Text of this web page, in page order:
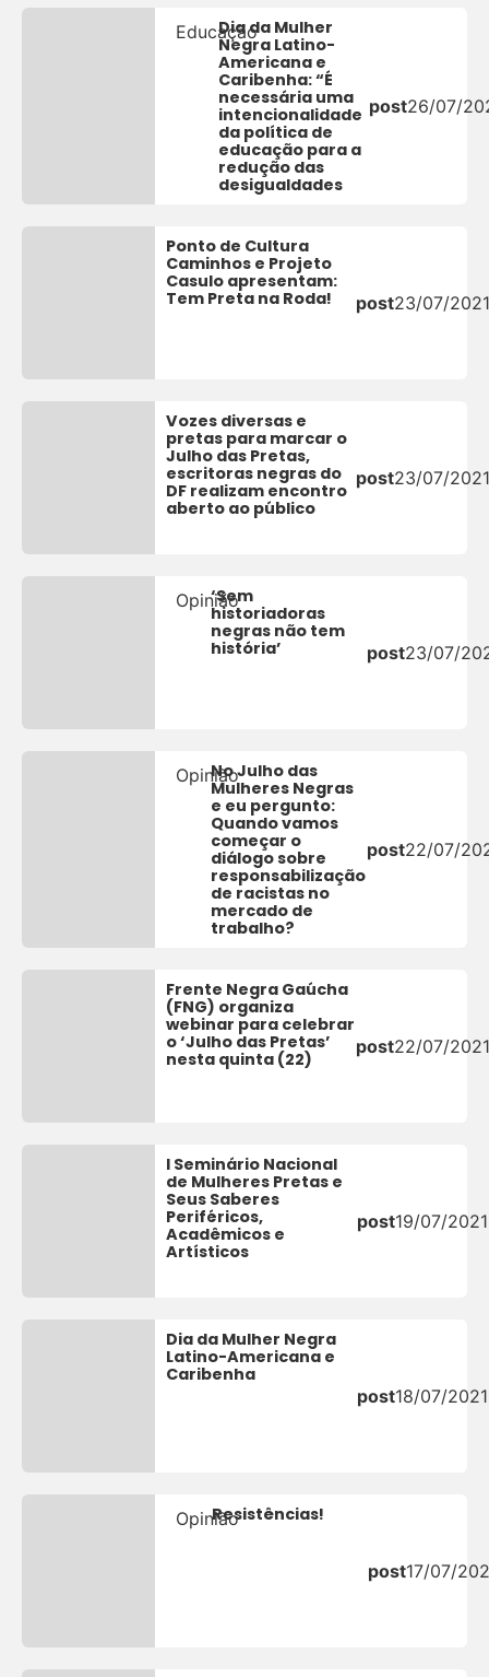
EducaçãoDia da Mulher
Negra Latino-
Americana e
Caribenha: “É
necessária uma
intencionalidade
da política de
educação para a
redução das
desigualdades
post26/07/
Ponto de Cultura
Caminhos e Projeto
Casulo apresentam:
Tem Preta na Roda!
post23/07/2021
Vozes diversas e
pretas para marcar o
Julho das Pretas,
escritoras negras do
DF realizam encontro
aberto ao público
post23/07/2021
Opinião
‘Sem
historiadoras
negras não tem
história’
post23/07/
OpiniãoNo Julho das
Mulheres Negras
e eu pergunto:
Quando vamos
começar o
diálogo sobre
responsabilização
de racistas no
mercado de
trabalho?
post22/07/
Frente Negra Gaúcha
(FNG) organiza
webinar para celebrar
o ‘Julho das Pretas’
nesta quinta (22)
post22/07/2021
I Seminário Nacional
de Mulheres Pretas e
Seus Saberes
Periféricos,
Acadêmicos e
Artísticos
post19/07/2021
Dia da Mulher Negra
Latino-Americana e
Caribenha
post18/07/2021
OpiniãoResistências!
post17/07/